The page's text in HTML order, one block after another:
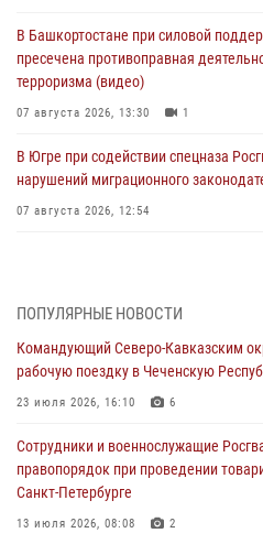
В Башкортостане при силовой
пресечена противоправная
терроризма (видео)
07 августа 2026, 13:30 1
В Югре при содействии спецназа
нарушений миграционного
07 августа 2026, 12:54
Росгвардии (видео)
07 августа 2026, 12:20
выпуска «Легенды армии с
07 августа 2026, 12:00
Представители ФСБ России по
ПОПУЛЯРНЫЕ НОВОСТИ
Командующий Северо-Кавказским
рабочую поездку в Чеченскую
23 июля 2026, 16:10 6
Сотрудники и военнослужащие
правопорядок при проведении
Санкт-Петербурге
13 июля 2026, 08:08 2